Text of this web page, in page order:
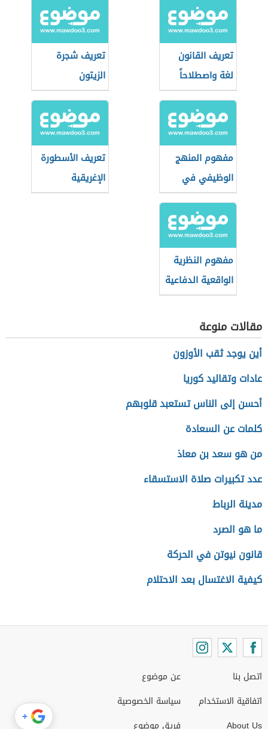
تعريف القانون
لغة واصطلاحاً
تعريف شجرة
الزيتون
مفهوم المنهج
الوظيفي في
الجغرافيا
السياسية
تعريف الأسطورة
الإغريقية
مفهوم النظرية
الواقعية الدفاعية
مقالات منوعة
أين يوجد ثقب الأوزون
عادات وتقاليد كوريا
أحسن إلى الناس تستعبد قلوبهم
كلمات عن السعادة
من هو سعد بن معاذ
عدد تكبيرات صلاة الاستسقاء
مدينة الرباط
ما هو الصرد
قانون نيوتن في الحركة
كيفية الاغتسال بعد الاحتلام
اتصل بنا
اتفاقية الاستخدام
عن موضوع
سياسة الخصوصية
+